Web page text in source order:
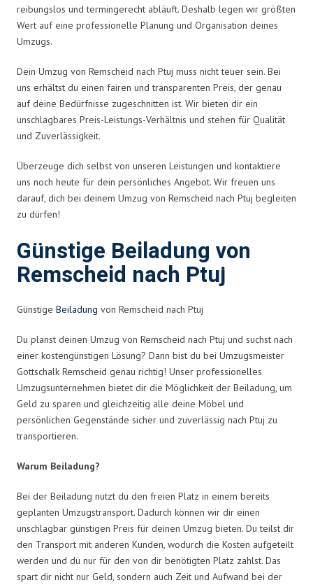
reibungslos und termingerecht abläuft. Deshalb legen wir größten
Wert auf eine professionelle Planung und Organisation deines
Umzugs.
Dein Umzug von Remscheid nach Ptuj muss nicht teuer sein. Bei
uns erhältst du einen fairen und transparenten Preis, der genau
auf deine Bedürfnisse zugeschnitten ist. Wir bieten dir ein
unschlagbares Preis-Leistungs-Verhältnis und stehen für Qualität
und Zuverlässigkeit.
Überzeuge dich selbst von unseren Leistungen und kontaktiere
uns noch heute für dein persönliches Angebot. Wir freuen uns
darauf, dich bei deinem Umzug von Remscheid nach Ptuj begleiten
zu dürfen!
Günstige Beiladung von
Remscheid nach Ptuj
Günstige Beiladung von Remscheid nach Ptuj
Du planst deinen Umzug von Remscheid nach Ptuj und suchst nach
einer kostengünstigen Lösung? Dann bist du bei Umzugsmeister
Gottschalk Remscheid genau richtig! Unser professionelles
Umzugsunternehmen bietet dir die Möglichkeit der Beiladung, um
Geld zu sparen und gleichzeitig alle deine Möbel und
persönlichen Gegenstände sicher und zuverlässig nach Ptuj zu
transportieren.
Warum Beiladung?
Bei der Beiladung nutzt du den freien Platz in einem bereits
geplanten Umzugstransport. Dadurch können wir dir einen
unschlagbar günstigen Preis für deinen Umzug bieten. Du teilst dir
den Transport mit anderen Kunden, wodurch die Kosten aufgeteilt
werden und du nur für den von dir benötigten Platz zahlst. Das
spart dir nicht nur Geld, sondern auch Zeit und Aufwand bei der